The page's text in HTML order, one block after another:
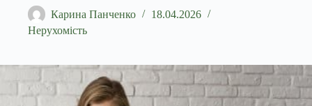
Карина Панченко
18.04.2026
Нерухомість